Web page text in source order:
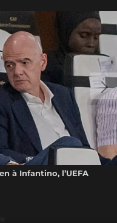
à Infantino, l’UEFA